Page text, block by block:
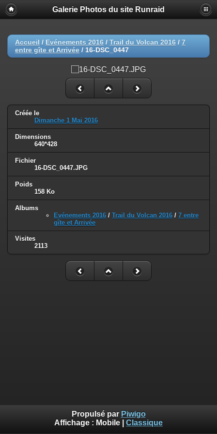
Galerie Photos du site Runraid
Accueil / Evénements 2016 / Trail du Volcan 2016 / 7
entre gîte et Arrivée / 16-DSC_0447
Créée le
Dimanche 1 Mai 2016
Dimensions
640*428
Fichier
16-DSC_0447.JPG
Poids
158 Ko
Albums
Evénements 2016 / Trail du Volcan 2016 / 7 entre
gîte et Arrivée
Visites
2113
Propulsé par Piwigo
Affichage : Mobile Classique